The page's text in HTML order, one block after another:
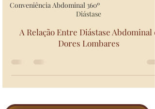
Conveniência Abdominal 360º
Diástase
A Relação Entre Diástase Abdominal e
Dores Lombares